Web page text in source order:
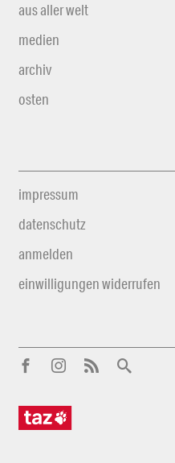
aus aller welt
medien
archiv
osten
impressum
datenschutz
anmelden
einwilligungen widerrufen